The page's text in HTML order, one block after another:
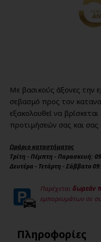
Με βασικούς άξονες την
σεβασμό προς τον
εξακολουθεί να
προτιμήσεών σας και σας
Ωράριο καταστήματος
Τρίτη - Πέμπτη - Παρασκευή:
Δευτέρα - Τετάρτη - Σάββατο
Παρέχεται δωρεάν
εμπορευμάτων σε
Πληροφορίες